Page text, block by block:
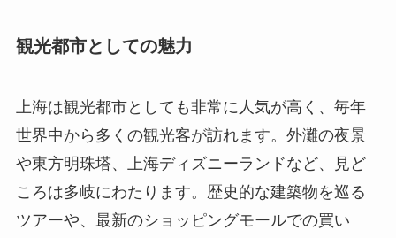
観光都市としての魅力
上海は観光都市としても非常に人気が高く、毎年
世界中から多くの観光客が訪れます。外灘の夜景
や東方明珠塔、上海ディズニーランドなど、見ど
ころは多岐にわたります。歴史的な建築物を巡る
ツアーや、最新のショッピングモールでの買い